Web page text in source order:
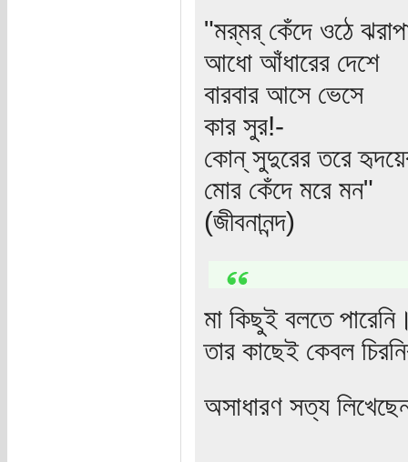
"মর্‌মর্‌ কেঁদে ওঠে
আধো আঁধারের দেশে
বারবার আসে ভেসে
কার সুর!-
কোন্‌ সুদুরের তরে
মোর কেঁদে মরে মন"
(জীবনানন্দ)
মা কিছুই বলতে
তার কাছেই কেবল
অসাধারণ সত্য